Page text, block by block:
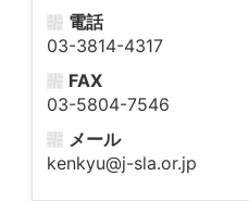
電話
03-3814-4317
FAX
03-5804-7546
メール
kenkyu@j-sla.or.jp